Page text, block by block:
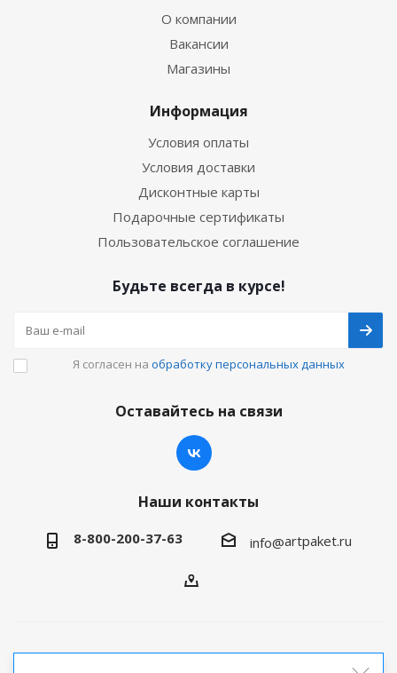
О компании
Вакансии
Магазины
Информация
Условия оплаты
Условия доставки
Дисконтные карты
Подарочные сертификаты
Пользовательское соглашение
Будьте всегда в курсе!
Я согласен на обработку персональных данных
Оставайтесь на связи
Наши контакты
8-800-200-37-63 info@artpaket.ru